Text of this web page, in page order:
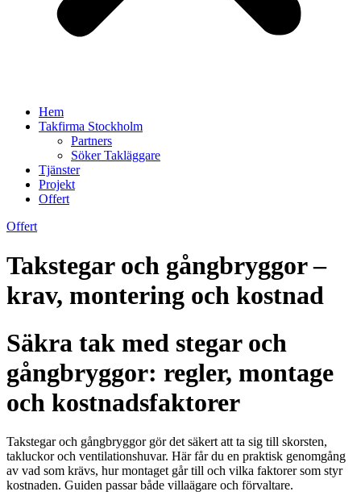
Hem
Takfirma Stockholm
Partners
Söker Takläggare
Tjänster
Projekt
Offert
Offert
Takstegar och gångbryggor –
krav, montering och kostnad
Säkra tak med stegar och
gångbryggor: regler, montage
och kostnadsfaktorer
Takstegar och gångbryggor gör det säkert att ta sig till skorsten,
takluckor och ventilationshuvar. Här får du en praktisk genomgång
av vad som krävs, hur montaget går till och vilka faktorer som styr
kostnaden. Guiden passar både villaägare och förvaltare.